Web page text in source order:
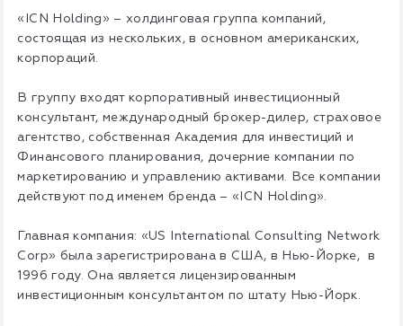
«ICN Holding» – холдинговая группа компаний,
состоящая из нескольких, в основном американских,
корпораций.
В группу входят корпоративный инвестиционный
консультант, международный брокер-дилер, страховое
агентство, собственная Академия для инвестиций и
Финансового планирования, дочерние компании по
маркетированию и управлению активами. Все компании
действуют под именем бренда – «ICN Holding».
Главная компания: «US International Consulting Network
Corp» была зарегистрирована в США, в Нью-Йорке, в
1996 году. Она является лицензированным
инвестиционным консультантом по штату Нью-Йорк.